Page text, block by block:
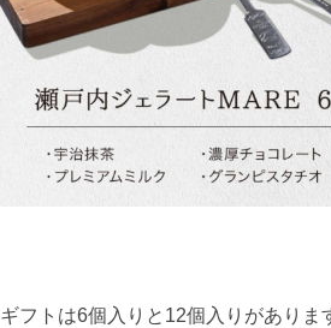
ギフトは6個入りと12個入りがありま